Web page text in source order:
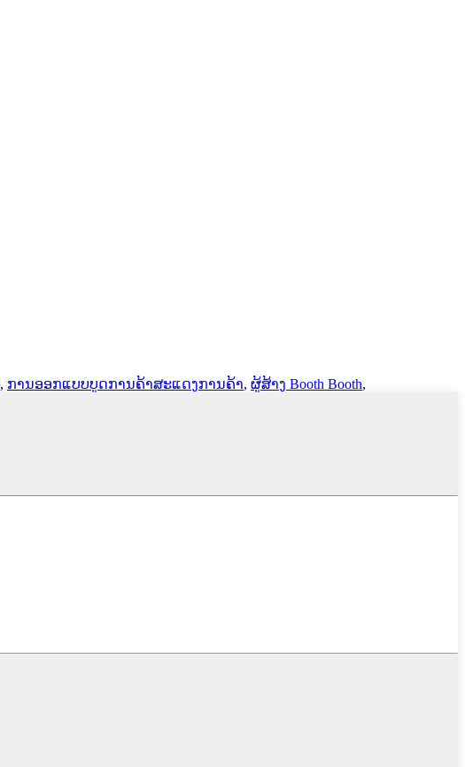
, ການອອກແບບບູດການຄ້າສະແດງການຄ້າ, ຜູ້ສ້າງ Booth Booth,